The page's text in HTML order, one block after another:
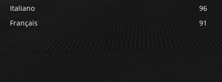
Italiano
96
Français
91